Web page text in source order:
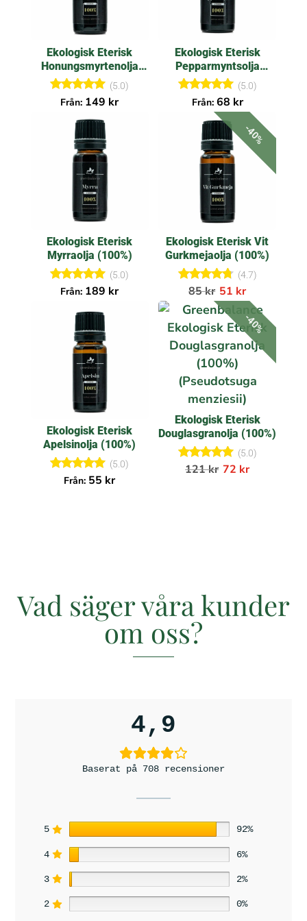
Ekologisk Eterisk
Honungsmyrtenolja
(100%)
Betygsatt
av 5
(5.0)
Från: 149 kr
Ekologisk Eterisk
Pepparmyntsolja
(100%)
Betygsatt
5.00
av 5
(5.0)
Från: 68 kr
Ekologisk Eterisk
Myrraolja (100%)
Betygsatt
av 5
(5.0)
Från: 189 kr
-40%
Ekologisk Eterisk Vit
Gurkmejaolja (100%)
Betygsatt
4.67
av 5
(4.7)
85kr 51 kr
Ekologisk Eterisk
Apelsinolja (100%)
Betygsatt
(5.0)
Från: 55 kr
-40%
Ekologisk Eterisk
Douglasgranolja (100%)
Betygsatt
(5.0)
121kr 72 kr
Vad säger våra kunder
om oss?
4,9
Baserat på 708 recensioner
5 92%
4 6%
3 2%
2 0%